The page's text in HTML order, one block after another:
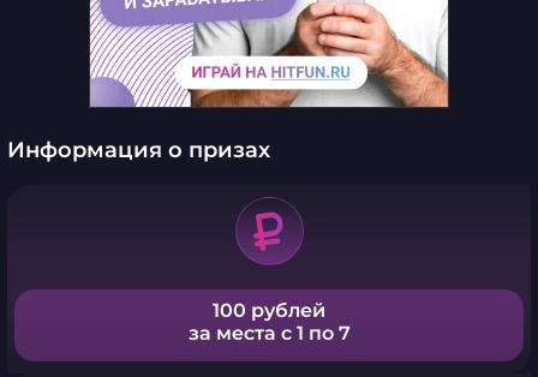
Информация о призах
100 рублей
за места с 1 по 7